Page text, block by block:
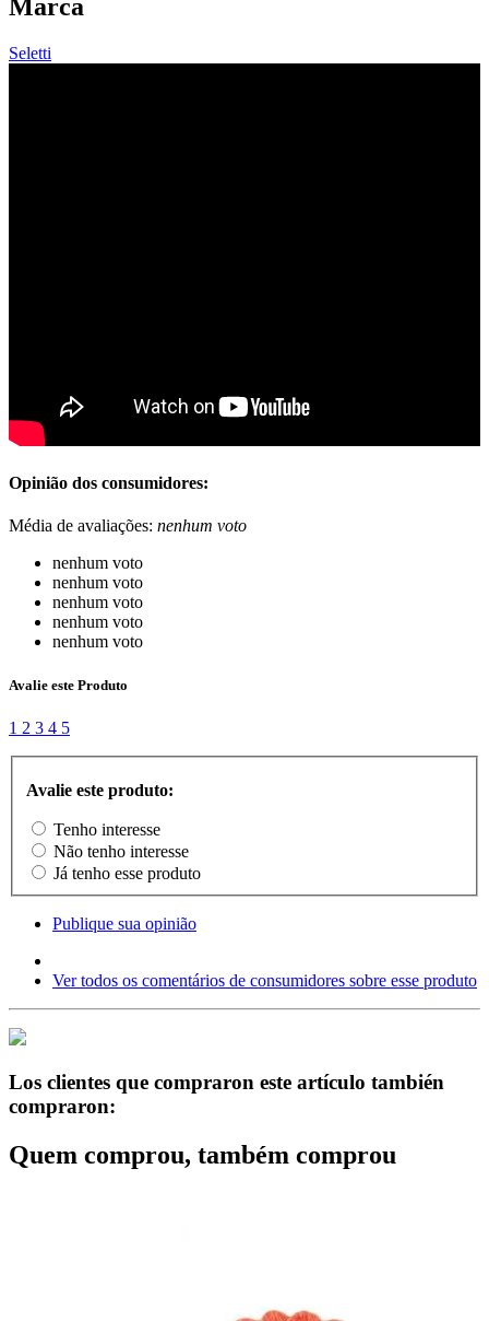
Marca
Seletti
Opinião dos consumidores:
Média de avaliações: nenhum voto
nenhum voto
nenhum voto
nenhum voto
nenhum voto
nenhum voto
Avalie este Produto
1 2 3 4 5
Avalie este produto:
Tenho interesse
Não tenho interesse
Já tenho esse produto
Publique sua opinião
Ver todos os comentários de consumidores sobre esse produto
Los clientes que compraron este artículo también
compraron:
Quem comprou, também comprou